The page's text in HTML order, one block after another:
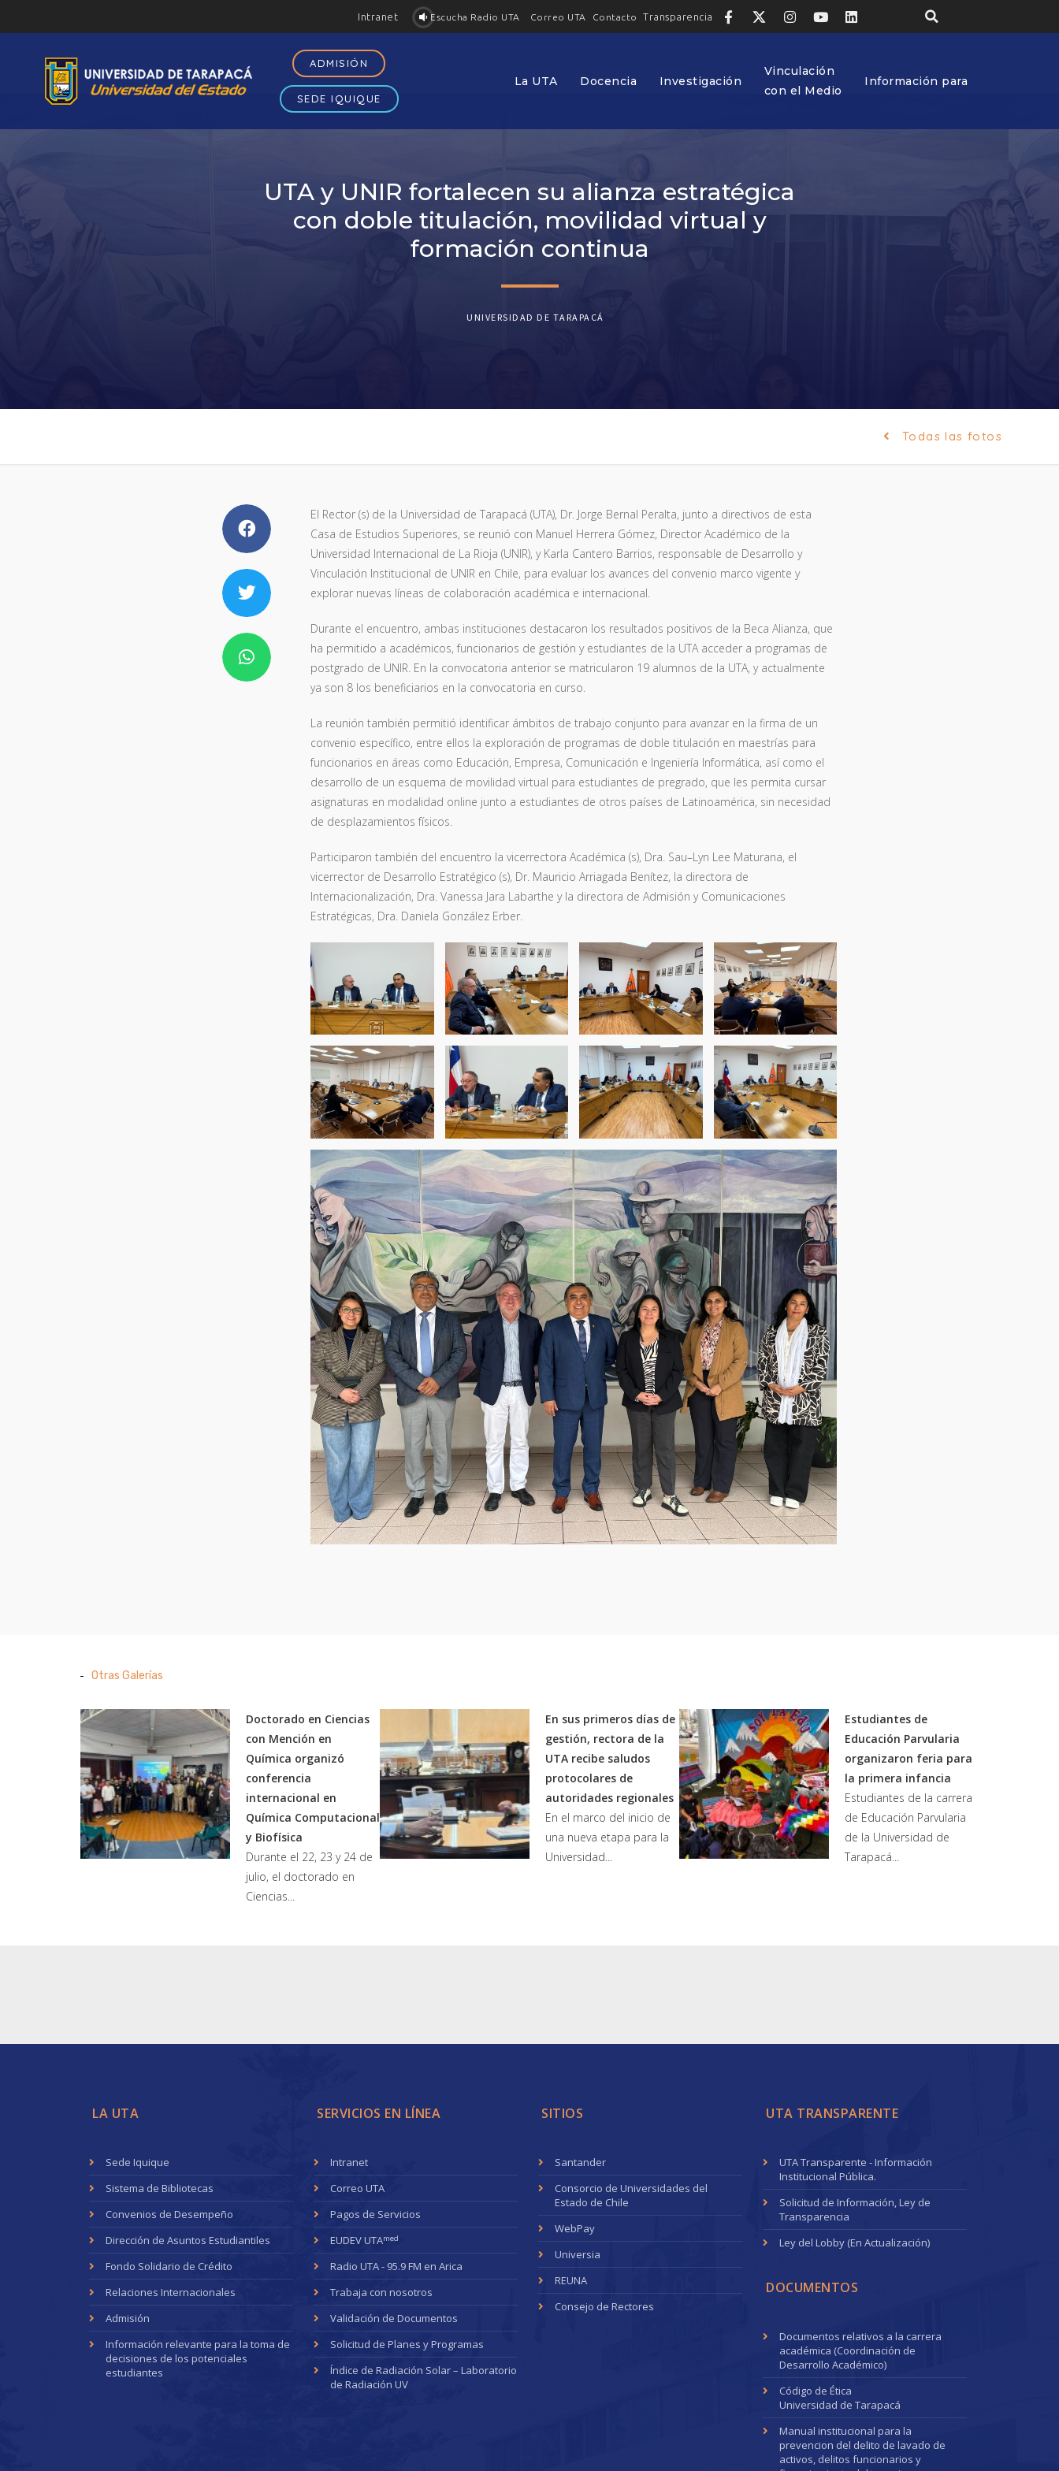
Intranet Escucha Radio UTA Correo UTA Contacto Transparencia
ADMISIÓN
SEDE IQUIQUE
La UTA Docencia Investigación
Vinculación
con el Medio
Información para
UTA y UNIR fortalecen su alianza estratégica
con doble titulación, movilidad virtual y
formación continua
UNIVERSIDAD DE TARAPACÁ
Todas las fotos
El Rector (s) de la Universidad de Tarapacá (UTA), Dr. Jorge Bernal Peralta, junto a directivos de esta
Casa de Estudios Superiores, se reunió con Manuel Herrera Gómez, Director Académico de la
Universidad Internacional de La Rioja (UNIR), y Karla Cantero Barrios, responsable de Desarrollo y
Vinculación Institucional de UNIR en Chile, para evaluar los avances del convenio marco vigente y
explorar nuevas líneas de colaboración académica e internacional.
Durante el encuentro, ambas instituciones destacaron los resultados positivos de la Beca Alianza, que
ha permitido a académicos, funcionarios de gestión y estudiantes de la UTA acceder a programas de
postgrado de UNIR. En la convocatoria anterior se matricularon 19 alumnos de la UTA, y actualmente
ya son 8 los beneficiarios en la convocatoria en curso.
La reunión también permitió identificar ámbitos de trabajo conjunto para avanzar en la firma de un
convenio específico, entre ellos la exploración de programas de doble titulación en maestrías para
funcionarios en áreas como Educación, Empresa, Comunicación e Ingeniería Informática, así como el
desarrollo de un esquema de movilidad virtual para estudiantes de pregrado, que les permita cursar
asignaturas en modalidad online junto a estudiantes de otros países de Latinoamérica, sin necesidad
de desplazamientos físicos.
Participaron también del encuentro la vicerrectora Académica (s), Dra. Sau–Lyn Lee Maturana, el
vicerrector de Desarrollo Estratégico (s), Dr. Mauricio Arriagada Benítez, la directora de
Internacionalización, Dra. Vanessa Jara Labarthe y la directora de Admisión y Comunicaciones
Estratégicas, Dra. Daniela González Erber.
Otras Galerías
Doctorado en Ciencias
con Mención en
Química organizó
conferencia
internacional en
Química Computacional
y Biofísica
Durante el 22, 23 y 24 de
julio, el doctorado en
Ciencias...
En sus primeros días de
gestión, rectora de la
UTA recibe saludos
protocolares de
autoridades regionales
En el marco del inicio de
una nueva etapa para la
Universidad...
Estudiantes de
Educación Parvularia
organizaron feria para
la primera infancia
Estudiantes de la carrera
de Educación Parvularia
de la Universidad de
Tarapacá...
LA UTA
Sede Iquique
Sistema de Bibliotecas
Convenios de Desempeño
Dirección de Asuntos Estudiantiles
Fondo Solidario de Crédito
Relaciones Internacionales
Admisión
Información relevante para la toma de
decisiones de los potenciales
estudiantes
SERVICIOS EN LÍNEA
Intranet
Correo UTA
Pagos de Servicios
EUDEV UTAmed
Radio UTA - 95.9 FM en Arica
Trabaja con nosotros
Validación de Documentos
Solicitud de Planes y Programas
Índice de Radiación Solar – Laboratorio
de Radiación UV
SITIOS
Santander
Consorcio de Universidades del
Estado de Chile
WebPay
Universia
REUNA
Consejo de Rectores
UTA TRANSPARENTE
UTA Transparente - Información
Institucional Pública.
Solicitud de Información, Ley de
Transparencia
Ley del Lobby (En Actualización)
DOCUMENTOS
Documentos relativos a la carrera
académica (Coordinación de
Desarrollo Académico)
Código de Ética
Universidad de Tarapacá
Manual institucional para la
prevencion del delito de lavado de
activos, delitos funcionarios y